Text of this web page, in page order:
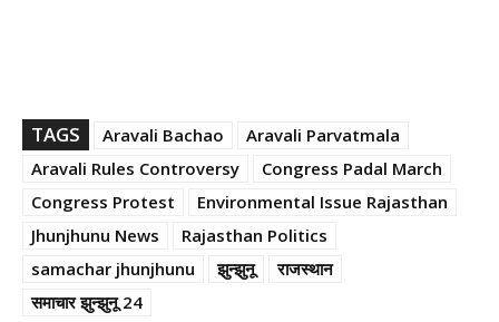
TAGS Aravali Bachao
Aravali Parvatmala
Aravali Rules Controversy
Congress Padal March
Congress Protest
Environmental Issue Rajasthan
Jhunjhunu News
Rajasthan Politics
samachar jhunjhunu
झुन्झुनू
राजस्थान
समाचार झुन्झुनू 24